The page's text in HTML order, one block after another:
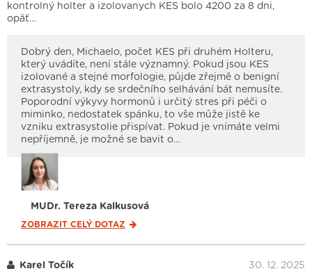
kontrolný holter a izolovanych KES bolo 4200 za 8 dni,
opäť…
Dobrý den, Michaelo, počet KES při druhém Holteru,
který uvádíte, není stále významný. Pokud jsou KES
izolované a stejné morfologie, půjde zřejmě o benigní
extrasystoly, kdy se srdečního selhávání bát nemusíte.
Poporodní výkyvy hormonů i určitý stres při péči o
miminko, nedostatek spánku, to vše může jistě ke
vzniku extrasystolie přispívat. Pokud je vnímáte velmi
nepříjemně, je možné se bavit o…
MUDr. Tereza Kalkusová
ZOBRAZIT CELÝ DOTAZ
Karel Točík 30. 12. 2025